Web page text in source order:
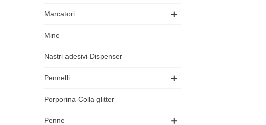
Marcatori
Mine
Nastri adesivi-Dispenser
Pennelli
Porporina-Colla glitter
Penne